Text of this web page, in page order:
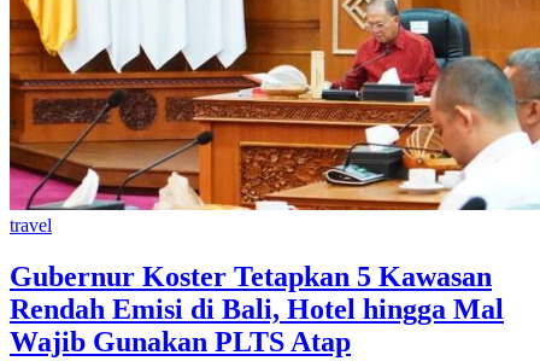
travel
Gubernur Koster Tetapkan 5 Kawasan
Rendah Emisi di Bali, Hotel hingga Mal
Wajib Gunakan PLTS Atap